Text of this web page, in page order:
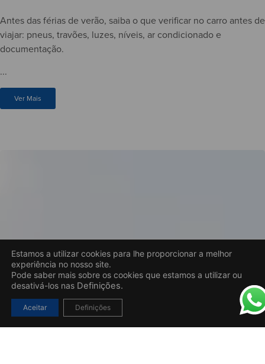
Antes das férias de verão, saiba o que verificar no carro antes de
viajar: pneus, travões, luzes, níveis, ar condicionado e
documentação.
...
Ver Mais
Estamos a utilizar cookies para lhe proporcionar a melhor
experiência no nosso site.
Pode saber mais sobre os cookies que estamos a utilizar ou
desativá-los nas Definições.
Aceitar Definições